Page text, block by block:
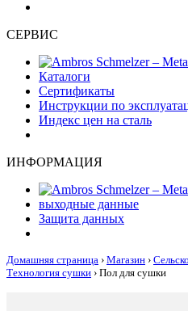
СЕРВИС
Каталоги
Сертификаты
Инструкции по
Индекс цен на сталь
ИНФОРМАЦИЯ
выходные данные
Защита данных
Домашняя страница › Магазин ›
Технология сушки › Пол для сушки